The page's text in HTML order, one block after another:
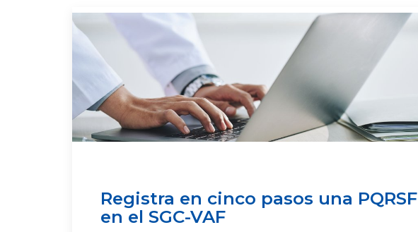
Registra en cinco pasos una PQRSF
en el SGC-VAF